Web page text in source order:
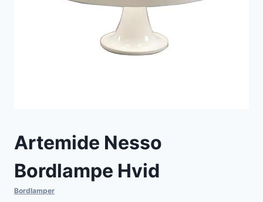
Artemide Nesso
Bordlampe Hvid
Bordlamper